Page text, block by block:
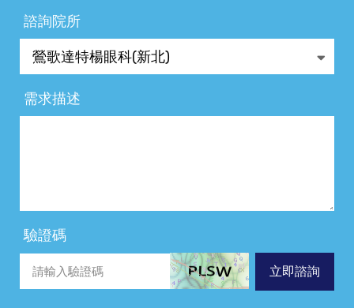
諮詢院所
需求描述
驗證碼
立即諮詢